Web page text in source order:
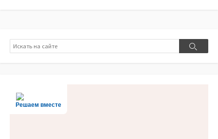
Поиск
Поиск
Решаем вместе